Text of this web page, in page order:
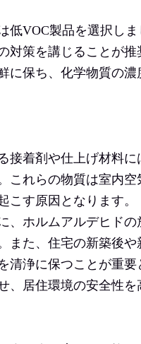
低VOC製品を選択し
対策を講じることが推
に保ち、化学物質の
接着剤や仕上げ材料
これらの物質は室内
す原因となります。
、ホルムアルデヒド
また、住宅の新築後
清浄に保つことが重
居住環境の安全性を